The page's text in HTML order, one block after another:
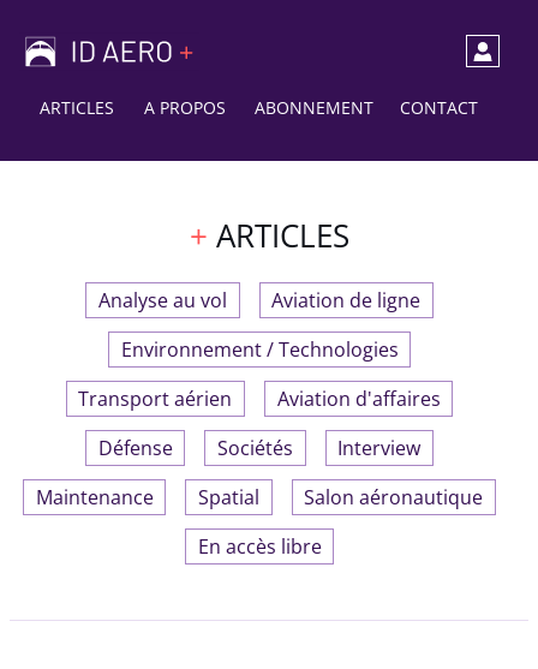
ARTICLES A PROPOS ABONNEMENT CONTACT
ARTICLES
Analyse au vol
Aviation de ligne
Environnement / Technologies
Transport aérien
Aviation d'affaires
Défense
Sociétés
Interview
Maintenance
Spatial
Salon aéronautique
En accès libre